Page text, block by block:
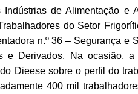
de Alimentação e
do Setor
n.º 36 – Segurança e
e Derivados. Na ocasião, a
Dieese sobre o perfil do
400 mil